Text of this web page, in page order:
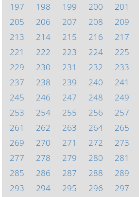
197
198 199 200 201
205
206 207 208 209
213
214 215 216 217
221
222 223 224 225
229
230 231 232 233
237
238 239 240 241
245
246 247 248 249
253
254 255 256 257
261
262 263 264 265
269
270 271 272 273
277
278 279 280 281
285
286 287 288 289
293
294 295 296 297